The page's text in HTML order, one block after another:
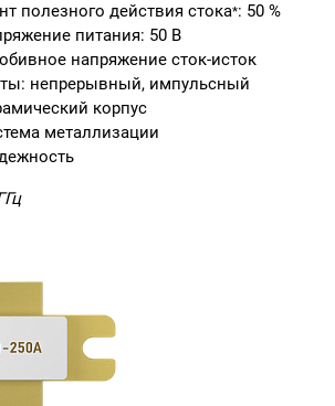
полезного действия стока*: 50 %
питания: 50 В
напряжение сток-исток
непрерывный, импульсный
корпус
металлизации